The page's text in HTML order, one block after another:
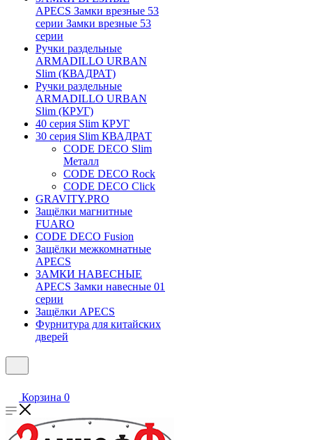
APECS Замки врезные 53
серии Замки врезные 53
серии
Ручки раздельные
ARMADILLO URBAN
Slim (КВАДРАТ)
Ручки раздельные
ARMADILLO URBAN
Slim (КРУГ)
40 серия Slim КРУГ
30 серия Slim КВАДРАТ
CODE DECO Slim
Металл
CODE DECO Rock
CODE DECO Click
GRAVITY.PRO
Защёлки магнитные
FUARO
CODE DECO Fusion
Защёлки межкомнатные
APECS
ЗАМКИ НАВЕСНЫЕ
APECS Замки навесные 01
серии
Защёлки APECS
Фурнитура для китайских
дверей
Корзина 0